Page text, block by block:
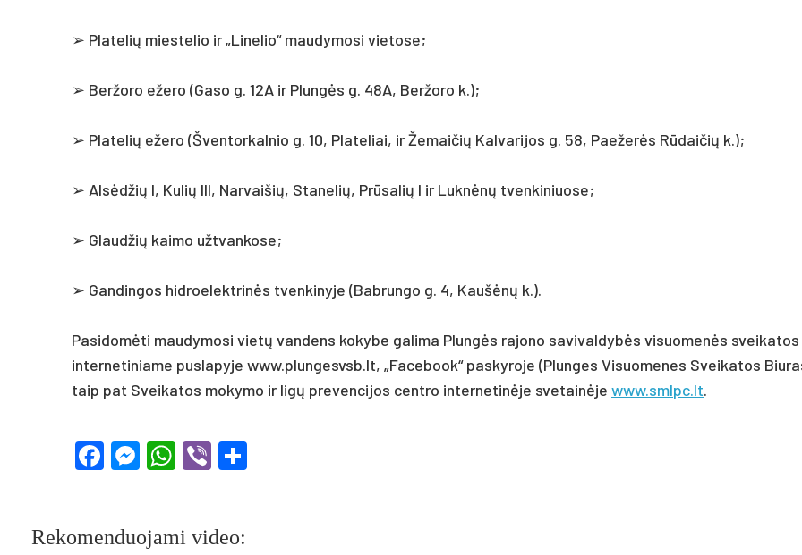
➢ Pla­te­lių mies­te­lio ir „Li­ne­lio“ mau­dy­mo­si vie­to­se;
➢ Ber­žo­ro eže­ro (Ga­so g. 12A ir Plungės g. 48A, Ber­žo­ro k.);
➢ Pla­te­lių eže­ro (Šven­tor­kal­nio g. 10, Pla­te­liai, ir Že­mai­čių Kal­va­ri­jos g. 58, Pae­žerės Rūdai­čių k.);
➢ Alsėd­žių I, Ku­lių III, Nar­vai­šių, Sta­ne­lių, Prūsa­lių I ir Luknėnų tven­ki­niuo­se;
➢ Glaud­žių kai­mo užt­van­ko­se;
➢ Gan­din­gos hid­roe­lekt­rinės tven­ki­ny­je (Bab­run­go g. 4, Kaušėnų k.).
Pa­si­domė­ti mau­dy­mo­si vietų van­dens ko­ky­be ga­li­ma Plungės ra­jo­no sa­vi­val­dybės vi­suo­menės svei­ka­tos
in­ter­ne­ti­nia­me pus­la­py­je www.plun­gesvsb.lt, „Fa­ce­book“ pa­sky­ro­je (Plun­ges Vi­suo­me­nes Svei­ka­tos
taip pat Svei­ka­tos mo­ky­mo ir ligų pre­ven­ci­jos cent­ro in­ter­ne­tinė­je sve­tainė­je www.smlpc.lt.
Facebook
Messenger
WhatsApp
Viber
Rekomenduojami video: